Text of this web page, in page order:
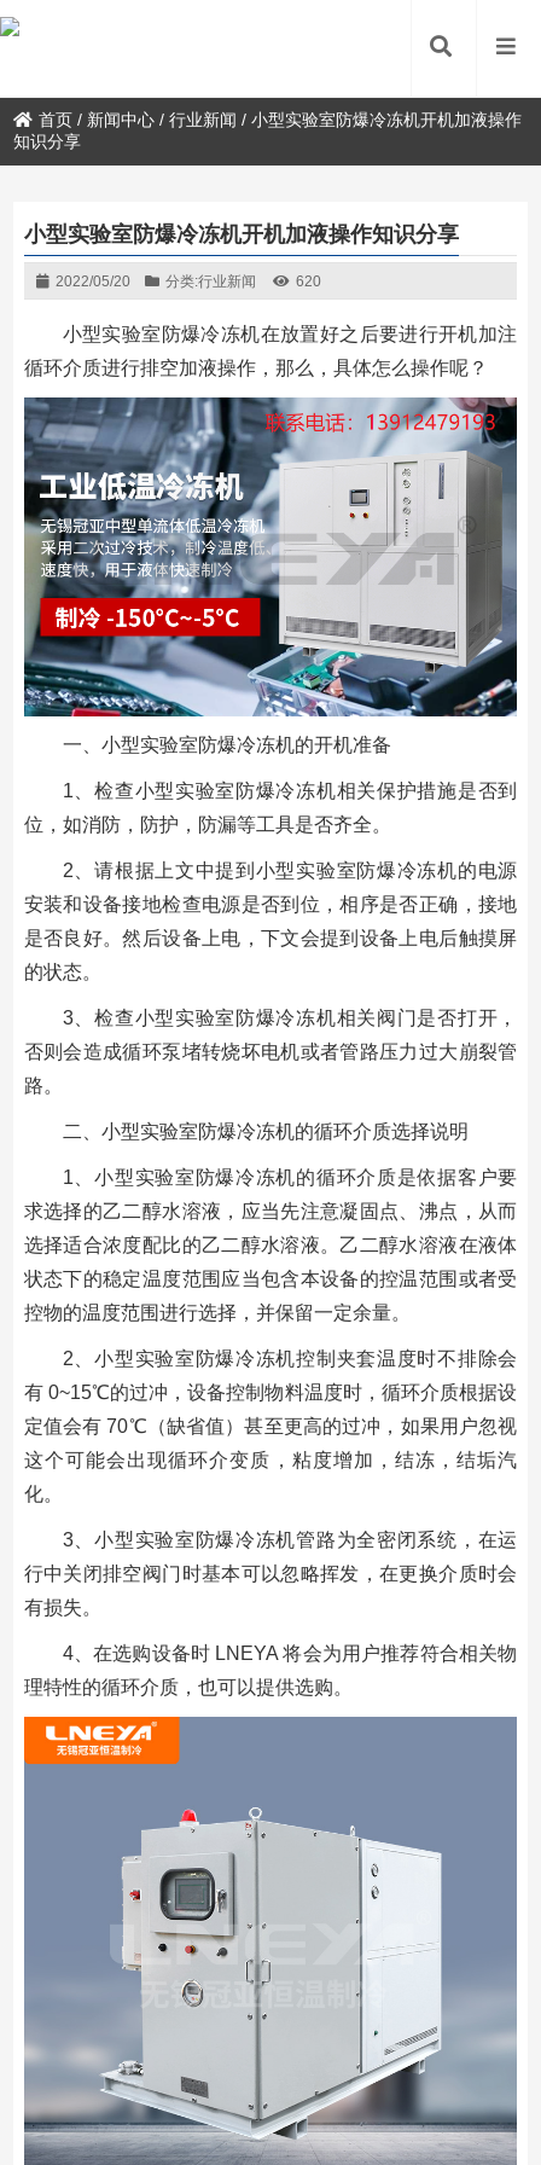
首页 / 新闻中心 /行业新闻 /小型实验室防爆冷冻机开机加液操作
知识分享
小型实验室防爆冷冻机开机加液操作知识分享
2022/05/20 分类:行业新闻 620
小型实验室防爆冷冻机在放置好之后要进行开机加注
循环介质进行排空加液操作，那么，具体怎么操作呢？
一、小型实验室防爆冷冻机的开机准备
1、检查小型实验室防爆冷冻机相关保护措施是否到
位，如消防，防护，防漏等工具是否齐全。
2、请根据上文中提到小型实验室防爆冷冻机的电源
安装和设备接地检查电源是否到位，相序是否正确，接地
是否良好。然后设备上电，下文会提到设备上电后触摸屏
的状态。
3、检查小型实验室防爆冷冻机相关阀门是否打开，
否则会造成循环泵堵转烧坏电机或者管路压力过大崩裂管
路。
二、小型实验室防爆冷冻机的循环介质选择说明
1、小型实验室防爆冷冻机的循环介质是依据客户要
求选择的乙二醇水溶液，应当先注意凝固点、沸点，从而
选择适合浓度配比的乙二醇水溶液。乙二醇水溶液在液体
状态下的稳定温度范围应当包含本设备的控温范围或者受
控物的温度范围进行选择，并保留一定余量。
2、小型实验室防爆冷冻机控制夹套温度时不排除会
有 0~15℃的过冲，设备控制物料温度时，循环介质根据设
定值会有 70℃（缺省值）甚至更高的过冲，如果用户忽视
这个可能会出现循环介变质，粘度增加，结冻，结垢汽
化。
3、小型实验室防爆冷冻机管路为全密闭系统，在运
行中关闭排空阀门时基本可以忽略挥发，在更换介质时会
有损失。
4、在选购设备时 LNEYA 将会为用户推荐符合相关物
理特性的循环介质，也可以提供选购。